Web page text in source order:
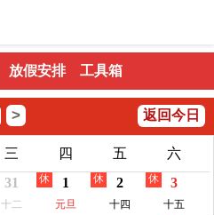
放假安排 工具箱
> 返回今日
三 四 五
六
31
十二
1
元旦
休 2
十四
休 3
十五
休